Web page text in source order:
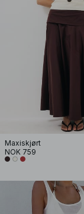
Maxiskjørt
NOK 759